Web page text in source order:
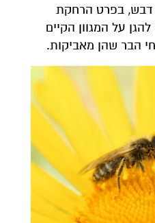
דבש, בפרט הרחקת
על המגוון הקיים
הבר שהן מאביקות.